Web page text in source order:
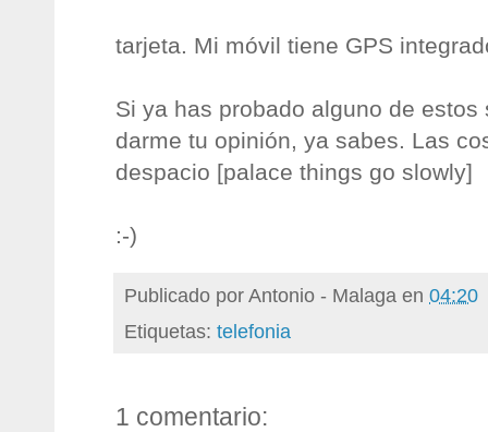
tarjeta. Mi móvil tiene GPS
Si ya has probado alguno de estos
darme tu opinión, ya sabes. Las
despacio [palace things go slowly]
:-)
Publicado porAntonio - Malaga en 04:20
Etiquetas: telefonia
1 comentario: